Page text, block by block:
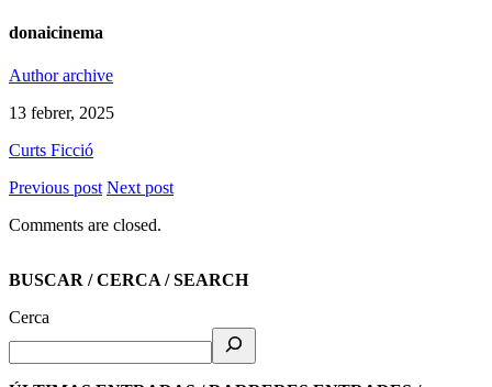
donaicinema
Author archive
13 febrer, 2025
Curts Ficció
Previous post Next post
Comments are closed.
BUSCAR / CERCA / SEARCH
Cerca